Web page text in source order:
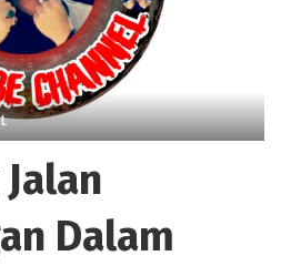
Dalam